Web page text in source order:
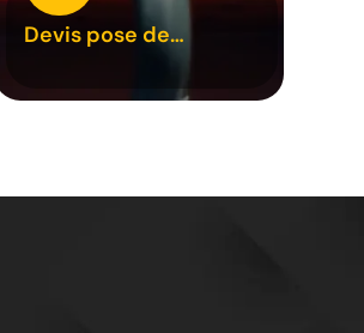
Devis pose de